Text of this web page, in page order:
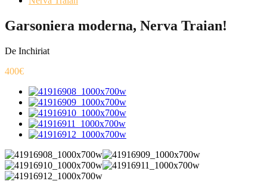
Garsoniera moderna, Nerva Traian!
De Inchiriat
400€